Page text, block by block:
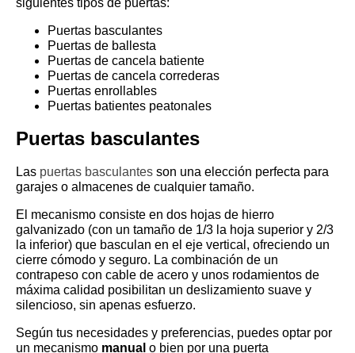
Puertas basculantes
Puertas de ballesta
Puertas de cancela batiente
Puertas de cancela correderas
Puertas enrollables
Puertas batientes peatonales
Puertas basculantes
Las puertas basculantes son una elección perfecta para
garajes o almacenes de cualquier tamaño.
El mecanismo consiste en dos hojas de hierro
galvanizado (con un tamaño de 1/3 la hoja superior y 2/3
la inferior) que basculan en el eje vertical, ofreciendo un
cierre cómodo y seguro. La combinación de un
contrapeso con cable de acero y unos rodamientos de
máxima calidad posibilitan un deslizamiento suave y
silencioso, sin apenas esfuerzo.
Según tus necesidades y preferencias, puedes optar por
un mecanismo manual o bien por una puerta